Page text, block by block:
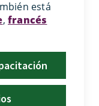
está
,francés